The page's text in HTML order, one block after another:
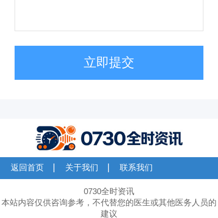
立即提交
返回首页 关于我们 联系我们
0730全时资讯
本站内容仅供咨询参考，不代替您的医生或其他医务人员的
建议